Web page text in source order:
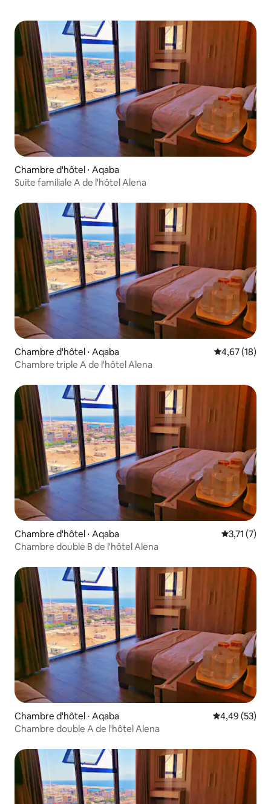
Chambre d'hôtel ⋅ Aqaba
Suite familiale A de l'hôtel Alena
Chambre d'hôtel ⋅ Aqaba Évaluation
4,67 (18)
Chambre triple A de l'hôtel Alena
Chambre d'hôtel ⋅ Aqaba Évaluation
3,71 (7)
Chambre double B de l'hôtel Alena
Chambre d'hôtel ⋅ Aqaba Évaluation
4,49 (53)
Chambre double A de l'hôtel Alena